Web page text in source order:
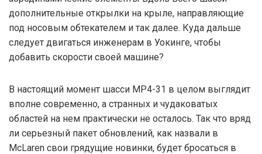
дополнительные открылки на крыле, направляющие
под носовым обтекателем и так далее. Куда дальше
следует двигаться инженерам в Уокинге, чтобы
добавить скорости своей машине?
В настоящий момент шасси MP4-31 в целом выглядит
вполне современно, а странных и чудаковатых
областей на нем практически не осталось. Так что вряд
ли серьезный пакет обновлений, как назвали в
McLaren свои грядущие новинки, будет бросаться в